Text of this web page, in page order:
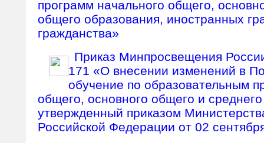
программ начального общего,
общего образования, иностранных
гражданства»
Приказ Минпросвещения
171 «О внесении изменений в
обучение по образовательным
общего, основного общего и
утвержденный приказом
Российской Федерации от 02